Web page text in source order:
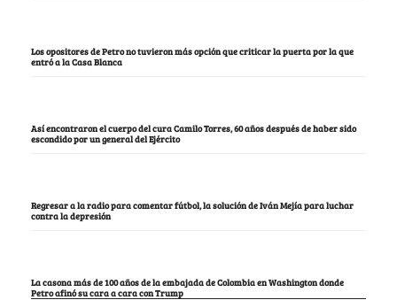
Los opositores de Petro no tuvieron más opción que criticar la puerta por la que
entró a la Casa Blanca
Así encontraron el cuerpo del cura Camilo Torres, 60 años después de haber sido
escondido por un general del Ejército
Regresar a la radio para comentar fútbol, la solución de Iván Mejía para luchar
contra la depresión
La casona más de 100 años de la embajada de Colombia en Washington donde
Petro afinó su cara a cara con Trump